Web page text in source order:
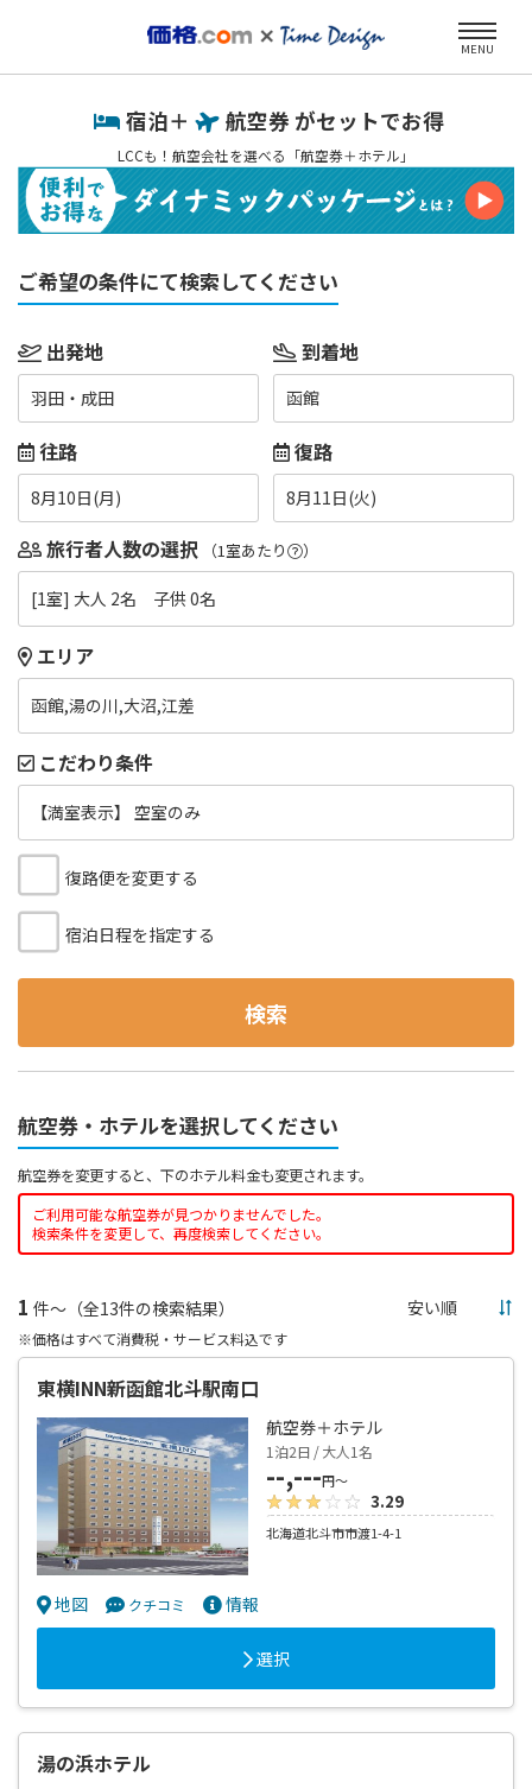
MENU
宿泊＋ 航空券 がセットでお得
LCCも！航空会社を選べる「航空券＋ホテル」
ご希望の条件にて検索してください
出発地
羽田・成田
到着地
函館
往路
8月10日(月)
復路
8月11日(火)
旅行者人数の選択 （1室あたり ）
[1室] 大人 2名 子供 0名
エリア
函館,湯の川,大沼,江差
こだわり条件
【満室表示】 空室のみ
復路便を変更する
宿泊日程を指定する
検索
航空券・ホテルを選択してください
航空券を変更すると、下のホテル料金も変更されます。
ご利用可能な航空券が見つかりませんでした。
検索条件を変更して、再度検索してください。
1 件～（全13件の検索結果）
※価格はすべて消費税・サービス料込です
東横INN新函館北斗駅南口
航空券＋ホテル
1泊2日 / 大人1名
--,---円～
3.29
北海道北斗市市渡1-4-1
地図 クチコミ 情報
選択
湯の浜ホテル